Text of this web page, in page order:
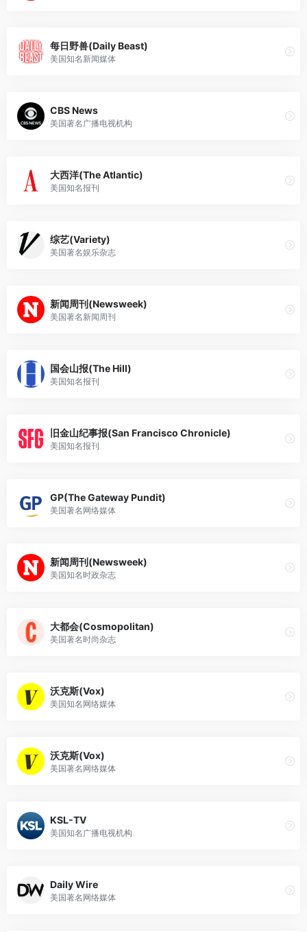
每日野兽(Daily Beast)
美国知名新闻媒体
CBS News
美国著名广播电视机构
大西洋(The Atlantic)
美国知名报刊
综艺(Variety)
美国著名娱乐杂志
新闻周刊(Newsweek)
美国著名新闻周刊
国会山报(The Hill)
美国知名报刊
旧金山纪事报(San Francisco Chronicle)
美国知名报刊
GP(The Gateway Pundit)
美国著名网络媒体
新闻周刊(Newsweek)
美国知名时政杂志
大都会(Cosmopolitan)
美国著名时尚杂志
沃克斯(Vox)
美国知名网络媒体
沃克斯(Vox)
美国著名网络媒体
KSL-TV
美国知名广播电视机构
Daily Wire
美国著名网络媒体